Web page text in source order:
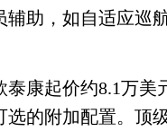
辅助，如自适应巡
泰康起价约8.1万美
的附加配置。顶